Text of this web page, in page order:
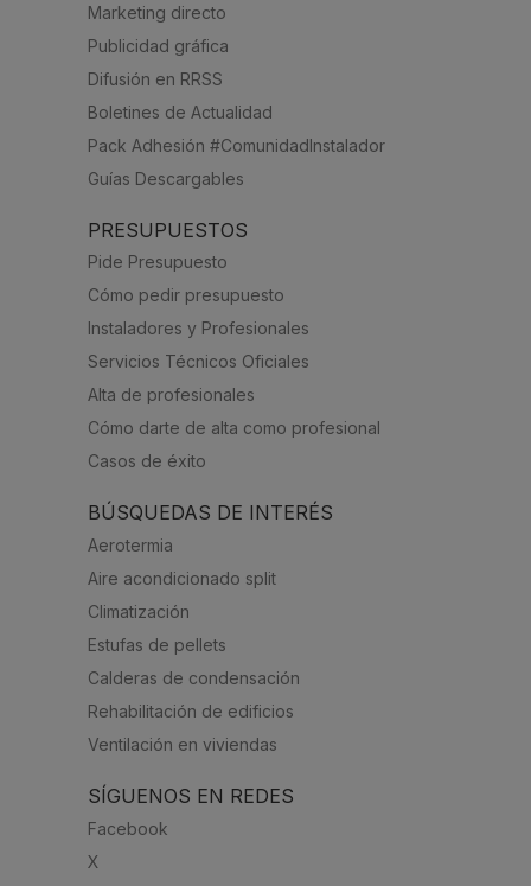
Marketing directo
Publicidad gráfica
Difusión en RRSS
Boletines de Actualidad
Pack Adhesión #ComunidadInstalador
Guías Descargables
PRESUPUESTOS
Pide Presupuesto
Cómo pedir presupuesto
Instaladores y Profesionales
Servicios Técnicos Oficiales
Alta de profesionales
Cómo darte de alta como profesional
Casos de éxito
BÚSQUEDAS DE INTERÉS
Aerotermia
Aire acondicionado split
Climatización
Estufas de pellets
Calderas de condensación
Rehabilitación de edificios
Ventilación en viviendas
SÍGUENOS EN REDES
Facebook
X